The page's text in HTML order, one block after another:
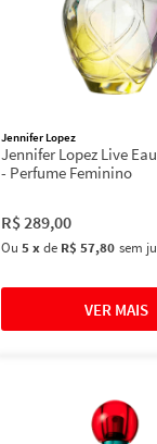
Jennifer Lopez
Jennifer Lopez Live
- Perfume Feminino
R$289,00
Ou 5xde R$ 57,80 sem